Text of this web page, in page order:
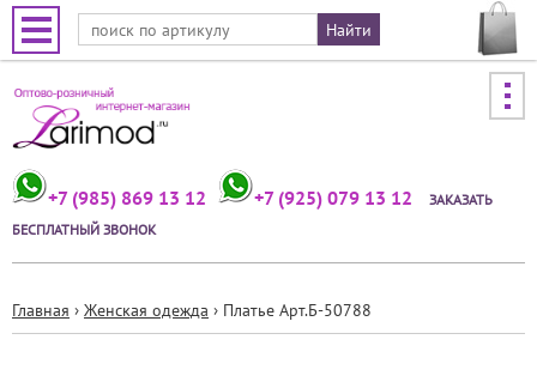
Jump to navigation
+7 (985) 869 13 12 +7 (925) 079 13 12
ЗАКАЗАТЬ
БЕСПЛАТНЫЙ ЗВОНОК
Главная › Женская одежда › Платье Арт.Б-50788